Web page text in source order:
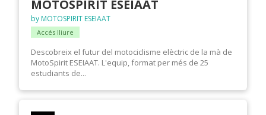
MOTOSPIRIT ESEIAAT
by MOTOSPIRIT ESEIAAT
Accés lliure
Descobreix el futur del motociclisme elèctric de la mà de
MotoSpirit ESEIAAT. L'equip, format per més de 25
estudiants de...